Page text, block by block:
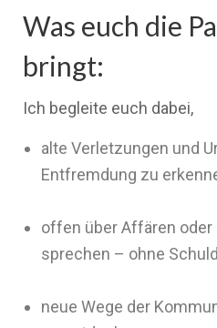
Was euch die
bringt:
Ich begleite euch dabei,
alte Verletzungen und
Entfremdung zu
offen über Affären
sprechen – ohne
neue Wege der